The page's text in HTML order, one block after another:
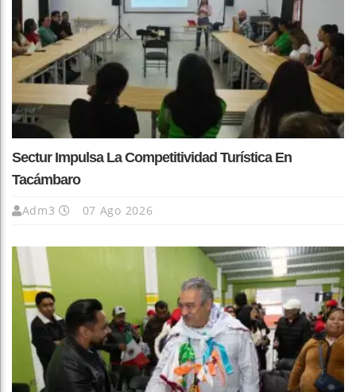
Sectur Impulsa La Competitividad Turística En
Tacámbaro
Adm3 07 Ago 2026